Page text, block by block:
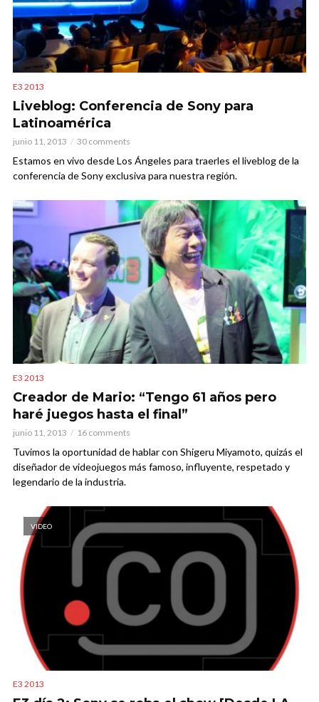
E3 2013
Liveblog: Conferencia de Sony para
Latinoamérica
junio 11, 2013 30 comments
Estamos en vivo desde Los Ángeles para traerles el liveblog de la
conferencia de Sony exclusiva para nuestra región.
E3 2013
Creador de Mario: “Tengo 61 años pero
haré juegos hasta el final”
junio 11, 2013 16 comments
Tuvimos la oportunidad de hablar con Shigeru Miyamoto, quizás el
diseñador de videojuegos más famoso, influyente, respetado y
legendario de la industria.
VIDEO
E3 2013